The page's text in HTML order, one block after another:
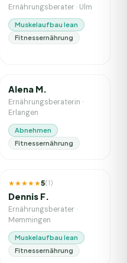
Ernährungsberater · Ulm
Muskelaufbau lean
Fitnessernährung
Alena M.
Ernährungsberaterin ·
Erlangen
Abnehmen
Fitnessernährung
★★★★★5(1)
Dennis F.
Ernährungsberater ·
Memmingen
Muskelaufbau lean
Fitnessernährung